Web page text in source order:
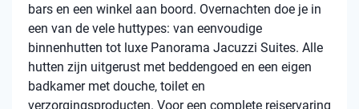
bars en een winkel aan boord. Overnachten doe je in
een van de vele huttypes: van eenvoudige
binnenhutten tot luxe Panorama Jacuzzi Suites. Alle
hutten zijn uitgerust met beddengoed en een eigen
badkamer met douche, toilet en
verzorgingsproducten. Voor een complete reiservaring